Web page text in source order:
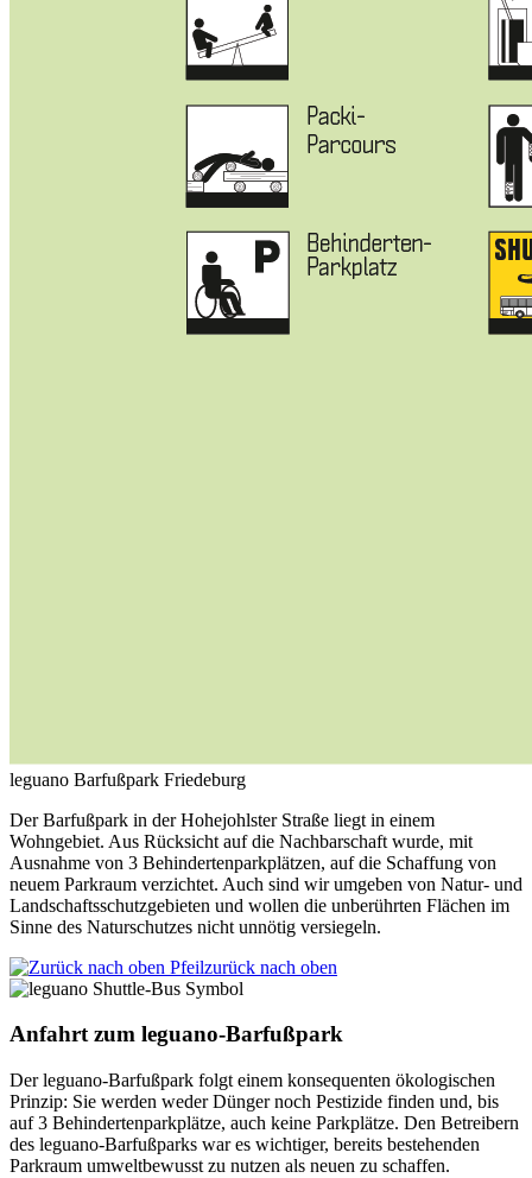
leguano Barfußpark Friedeburg
Der Barfußpark in der Hohejohlster Straße liegt in einem
Wohngebiet. Aus Rücksicht auf die Nachbarschaft wurde, mit
Ausnahme von 3 Behindertenparkplätzen, auf die Schaffung von
neuem Parkraum verzichtet. Auch sind wir umgeben von Natur- und
Landschaftsschutzgebieten und wollen die unberührten Flächen im
Sinne des Naturschutzes nicht unnötig versiegeln.
zurück nach oben
Anfahrt zum leguano-Barfußpark
Der leguano-Barfußpark folgt einem konsequenten ökologischen
Prinzip: Sie werden weder Dünger noch Pestizide finden und, bis
auf 3 Behindertenparkplätze, auch keine Parkplätze. Den Betreibern
des leguano-Barfußparks war es wichtiger, bereits bestehenden
Parkraum umweltbewusst zu nutzen als neuen zu schaffen.